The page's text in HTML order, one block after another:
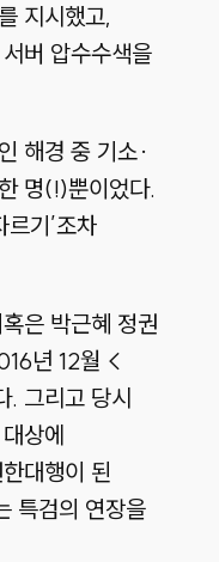
지시했고,
버 압수수색을
해경 중 기소·
명(!)뿐이었다.
기’조차
은 박근혜 정권
년 12월 <
. 그리고 당시
상에
대행이 된
특검의 연장을